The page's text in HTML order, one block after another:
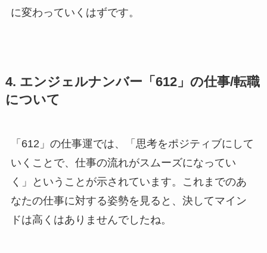
に変わっていくはずです。
4. エンジェルナンバー「612」の仕事/転職
について
「612」の仕事運では、「思考をポジティブにして
いくことで、仕事の流れがスムーズになってい
く」ということが示されています。これまでのあ
なたの仕事に対する姿勢を見ると、決してマイン
ドは高くはありませんでしたね。